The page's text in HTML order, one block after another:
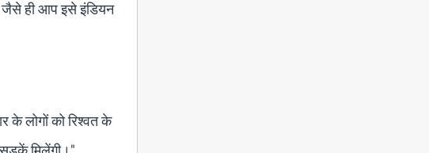
जैसे ही आप इसे इंडियन
के लोगों को रिश्वत के